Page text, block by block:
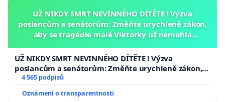
UŽ NIKDY SMRT NEVINNÉHO DÍTĚTE ! Výzva
poslancům a senátorům: Změňte urychleně zákon,
aby se tragédie malé Viktorky už nemohla
UŽ NIKDY SMRT NEVINNÉHO DÍTĚTE ! Výzva
poslancům a senátorům: Změňte urychleně zákon,
aby se tragédie malé Viktorky už nemohla opakovat!
4 565 podpisů
Oznámení o transparentnosti